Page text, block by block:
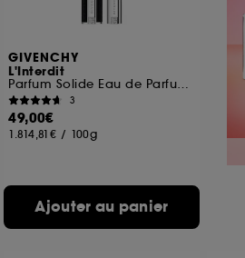
GIVENCHY
L'Interdit
Parfum Solide Eau de Parfum florale boisée pour femme
3
49,00€
1.814,81€ / 100g
Ajouter au panier